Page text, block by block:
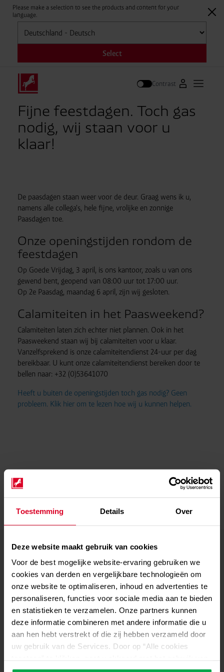
Toestemming Details Over
Deze website maakt gebruik van cookies
Voor de best mogelijke website-ervaring gebruiken we
cookies van derden en vergelijkbare technologieën om
onze website te optimaliseren, inhoud en advertenties te
personaliseren, functies voor sociale media aan te bieden
en statistieken te verzamelen. Onze partners kunnen
deze informatie combineren met andere informatie die u
aan hen hebt verstrekt of die zij hebben verzameld door
uw gebruik van de Services. Door op “Alle cookies
alle cookies, inclusief de gegevensverwerking en het
Please make a selection to see the products and content for your
language.
Selecteren
Select
Zoek op
Contrast Naar
Fijne feestdagen. Toch gas
nodig, wij staan voor u
klaar!
De paasdagen staan weer voor de deur. Graag wens ik u,
namens alle collega's, hele fijne, vrolijke en zonnige
Paasdagen toe.
Onze openingstijden rondom de
feestdagen
Op Goede Vrijdag, 3 april, is ons kantoor, zoals u van ons
gewend bent, geopend van 08:00 uur tot 17:00 uur.
Op 2e Paasdag, maandag 6 april, zijn wij gesloten.
Calamiteiten in het Paasweekend?
Calamiteiten laten zich echter niet plannen. Ook in het
Paasweekend staan wij bij calamiteiten voor u klaar.
Vanzelfsprekend is onze calamiteitendienst 24-uur per dag
bereikbaar. U kunt onze calamiteitendienst bereiken door te
bellen naar: +32 (0)53641070
Heeft u buiten de openingstijden toch gas nodig? Geen
probleem. Klik hier om te lezen hoe wij u kunnen helpen.
Toutes les nouvelles